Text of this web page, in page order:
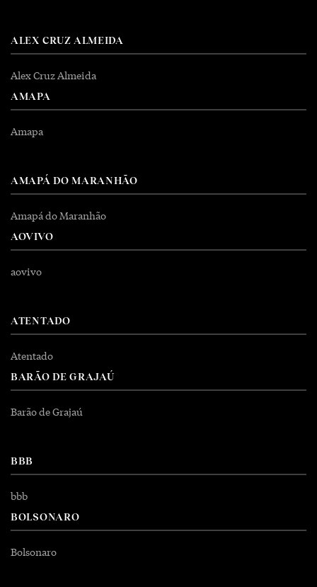
ALEX CRUZ ALMEIDA
Alex Cruz Almeida
AMAPA
Amapa
AMAPÁ DO MARANHÃO
Amapá do Maranhão
AOVIVO
aovivo
ATENTADO
Atentado
BARÃO DE GRAJAÚ
Barão de Grajaú
BBB
bbb
BOLSONARO
Bolsonaro